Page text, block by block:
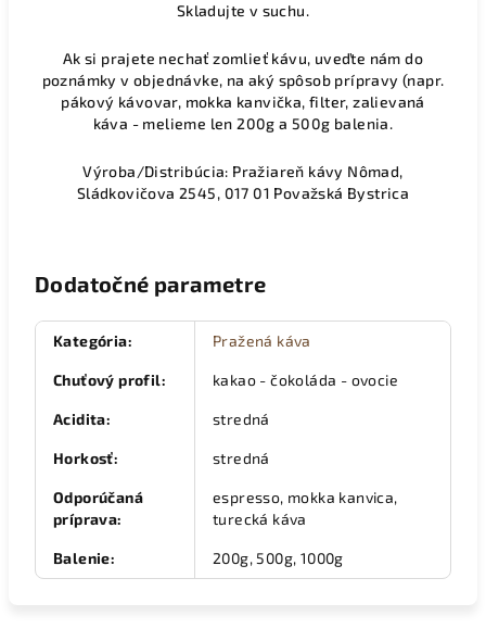
Skladujte v suchu.
Ak si prajete nechať zomlieť kávu, uveďte nám do
poznámky v objednávke, na aký spôsob prípravy (napr.
pákový kávovar, mokka kanvička, filter, zalievaná
káva - melieme len 200g a 500g balenia.
Výroba/Distribúcia: Pražiareň kávy Nômad,
Sládkovičova 2545, 017 01 Považská Bystrica
Dodatočné parametre
Kategória: Pražená káva
Chuťový profil: kakao - čokoláda - ovocie
Acidita: stredná
Horkosť: stredná
Odporúčaná
príprava:
espresso, mokka kanvica,
turecká káva
Balenie: 200g, 500g, 1000g